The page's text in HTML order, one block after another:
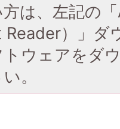
は、左記の
）」ダ
ウェアをダ
。